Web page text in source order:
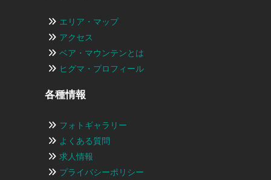
エリア・マップ
アクセス
ベア・マウンテンとは
ヒグマ・プロフィール
各種情報
フォトギャラリー
よくある質問
求人情報
プライバシーポリシー